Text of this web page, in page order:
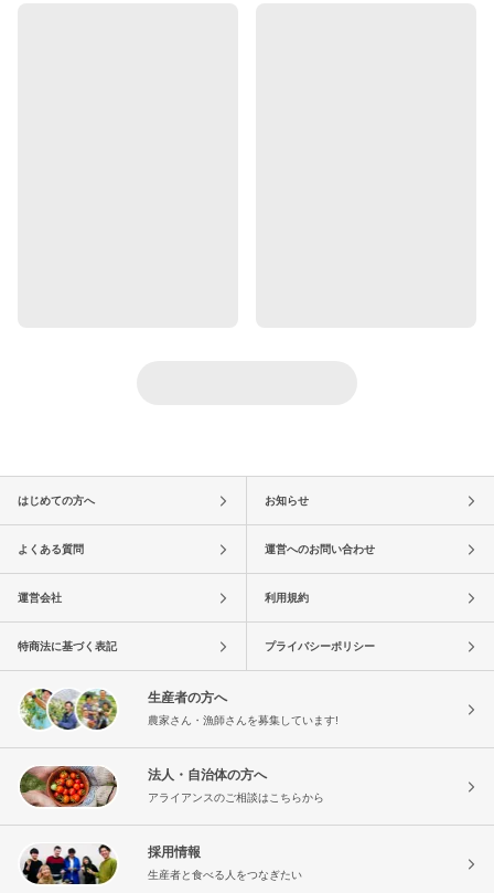
はじめての方へ お知らせ
よくある質問 運営へのお問い合わせ
運営会社 利用規約
特商法に基づく表記 プライバシーポリシー
生産者の方へ
農家さん・漁師さんを募集しています!
法人・自治体の方へ
アライアンスのご相談はこちらから
採用情報
生産者と食べる人をつなぎたい